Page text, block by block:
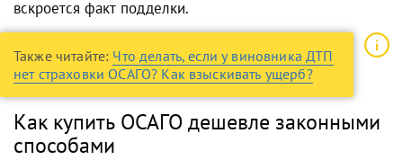
вскроется факт подделки.
Также читайте: Что делать, если у виновника ДТП
нет страховки ОСАГО? Как взыскивать ущерб?
Как купить ОСАГО дешевле законными
способами